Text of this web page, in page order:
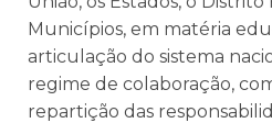
Municípios, em matéria
articulação do sistema
regime de colaboração,
repartição das